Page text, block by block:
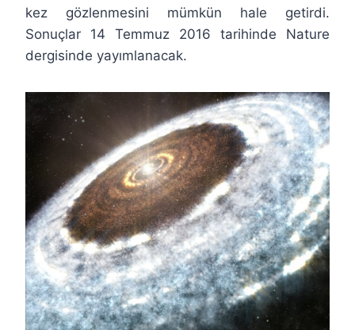
kez gözlenmesini mümkün hale getirdi.
Sonuçlar 14 Temmuz 2016 tarihinde Nature
dergisinde yayımlanacak.